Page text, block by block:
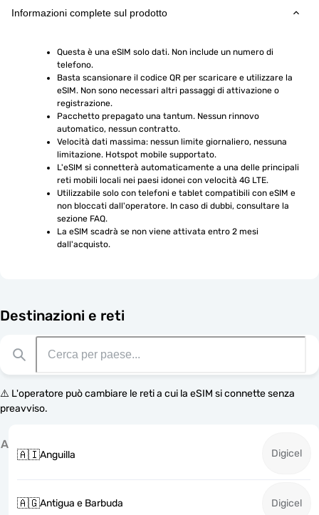
Informazioni complete sul prodotto
Questa è una eSIM solo dati. Non include un numero di
telefono.
Basta scansionare il codice QR per scaricare e utilizzare la
eSIM. Non sono necessari altri passaggi di attivazione o
registrazione.
Pacchetto prepagato una tantum. Nessun rinnovo
automatico, nessun contratto.
Velocità dati massima: nessun limite giornaliero, nessuna
limitazione. Hotspot mobile supportato.
L'eSIM si connetterà automaticamente a una delle principali
reti mobili locali nei paesi idonei con velocità 4G LTE.
Utilizzabile solo con telefoni e tablet compatibili con eSIM e
non bloccati dall'operatore. In caso di dubbi, consultare la
sezione FAQ.
La eSIM scadrà se non viene attivata entro 2 mesi
dall'acquisto.
Destinazioni e reti
⚠️ L'operatore può cambiare le reti a cui la eSIM si connette senza
preavviso.
A
🇦🇮Anguilla Digicel
🇦🇬Antigua e Barbuda Digicel